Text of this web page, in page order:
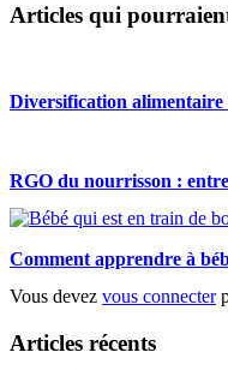
Articles qui
Diversification alimentaire
RGO du nourrisson :
Comment apprendre à
Vous devez vous connecter
Articles récents